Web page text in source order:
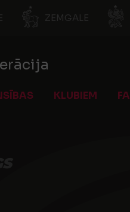
ZEMGALE
KLUBIEM